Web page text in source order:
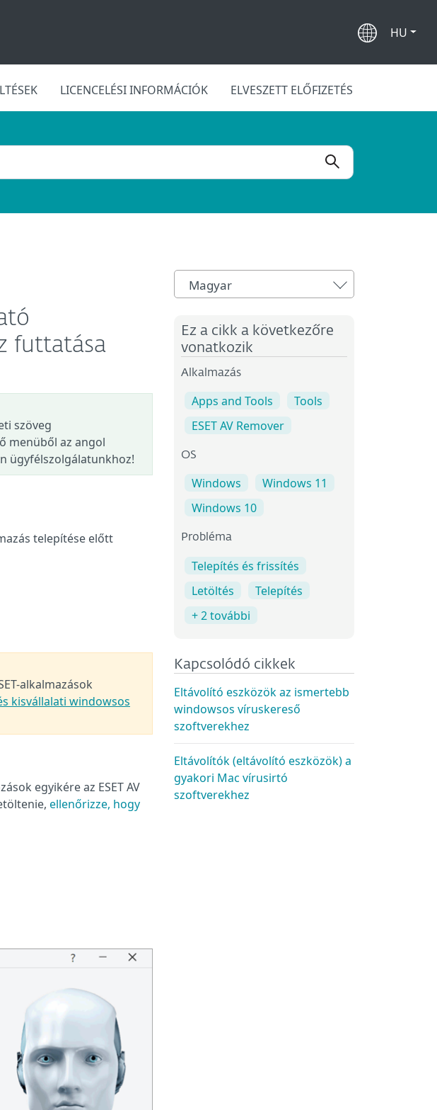
HU
LICENCELÉSI INFORMÁCIÓK ELVESZETT ELŐFIZETÉS
futtatása
szöveg
menüből az angol
ügyfélszolgálatunkhoz!
telepítése előtt
alkalmazások
kisvállalati windowsos
egyikére az ESET AV
ellenőrizze, hogy
Magyar
Ez a cikk a következőre
vonatkozik
Alkalmazás
Apps and Tools
Tools
ESET AV Remover
OS
Windows
Windows 11
Windows 10
Probléma
Telepítés és frissítés
Letöltés
Telepítés
+ 2 további
Kapcsolódó cikkek
Eltávolító eszközök az ismertebb
windowsos víruskereső
szoftverekhez
Eltávolítók (eltávolító eszközök) a
gyakori Mac vírusirtó
szoftverekhez